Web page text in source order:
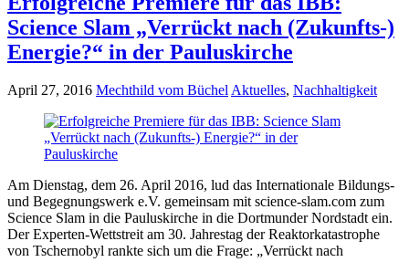
Science Slam „Verrückt nach (Zukunfts-)
Energie?“ in der Pauluskirche
April 27, 2016 Mechthild vom BüchelAktuelles, Nachhaltigkeit
Am Dienstag, dem 26. April 2016, lud das Internationale Bildungs-
und Begegnungswerk e.V. gemeinsam mit science-slam.com zum
Science Slam in die Pauluskirche in die Dortmunder Nordstadt ein.
Der Experten-Wettstreit am 30. Jahrestag der Reaktorkatastrophe
von Tschernobyl rankte sich um die Frage: „Verrückt nach